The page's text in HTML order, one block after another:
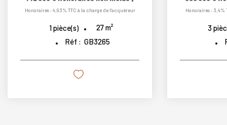
Honoraires : 4,93% TTC à la charge de l'acquéreur
1pièce(s) 27m²
Réf : GB3265
Honoraires : 3,4%
3